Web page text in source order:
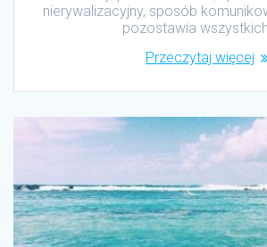
nierywalizacyjny, sposób
pozostawia
Przeczytaj więcej